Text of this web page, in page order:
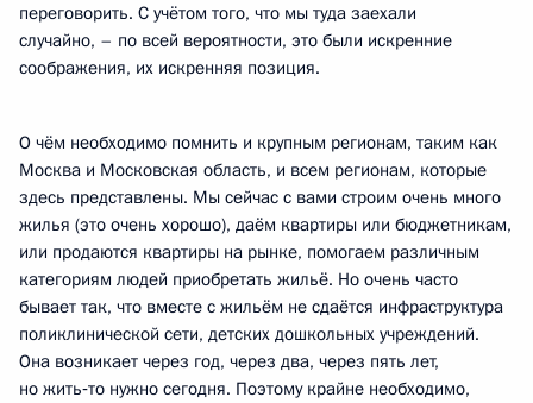
переговорить. С учётом того, что мы туда заехали
случайно, – по всей вероятности, это были искренние
соображения, их искренняя позиция.
О чём необходимо помнить и крупным регионам, таким как
Москва и Московская область, и всем регионам, которые
здесь представлены. Мы сейчас с вами строим очень много
жилья (это очень хорошо), даём квартиры или бюджетникам,
или продаются квартиры на рынке, помогаем различным
категориям людей приобретать жильё. Но очень часто
бывает так, что вместе с жильём не сдаётся инфраструктура
поликлинической сети, детских дошкольных учреждений.
Она возникает через год, через два, через пять лет,
но жить‑то нужно сегодня. Поэтому крайне необходимо,